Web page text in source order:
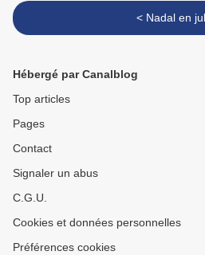
< Nadal en
Hébergé par Canalblog
Top articles
Pages
Contact
Signaler un abus
C.G.U.
Cookies et données personnelles
Préférences cookies